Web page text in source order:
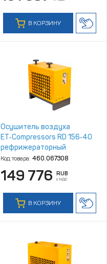
В КОРЗИНУ
Осушитель воздуха
ET‑Compressors RD 156‑40
рефрижераторный
Код товара: 460.067308
149 776 RUB
с НДС
В КОРЗИНУ